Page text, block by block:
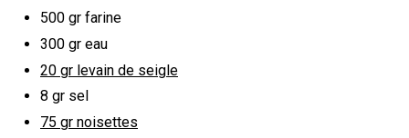
500 gr farine
300 gr eau
20 gr levain de seigle
8 gr sel
75 gr noisettes